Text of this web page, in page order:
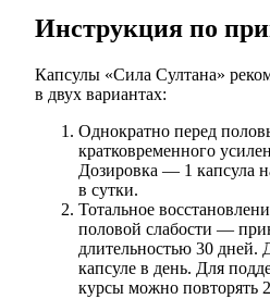
Инструкция по
Капсулы «Сила Султана»
в двух вариантах:
Однократно перед
кратковременного
Дозировка — 1 капсула
в сутки.
Тотальное
половой слабости —
длительностью 30 дней.
капсуле в день. Для
курсы можно повторять 2